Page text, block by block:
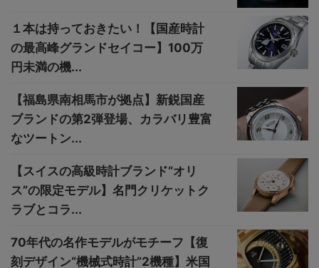
１本は持っておきたい！【国産時計
の最高峰グランドセイコー】100万
円未満の機...
【福島県南相馬市が拠点】新鋭国産
ブランドの第2弾登場、カラバリ豊富
なツートン...
【スイスの高級時計ブランド“オリ
ス”の限定モデル】名門クリケットク
ラブとコラ...
70年代の名作モデルがモチーフ【復
刻デザイン“機械式時計”2機種】米国